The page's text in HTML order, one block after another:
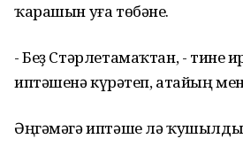
ҡарашын уға төбәне.
- Беҙ Стәрлетамаҡтан, - тине
иптәшенә күрһәтеп, атайың
Әңгәмәгә иптәше лә